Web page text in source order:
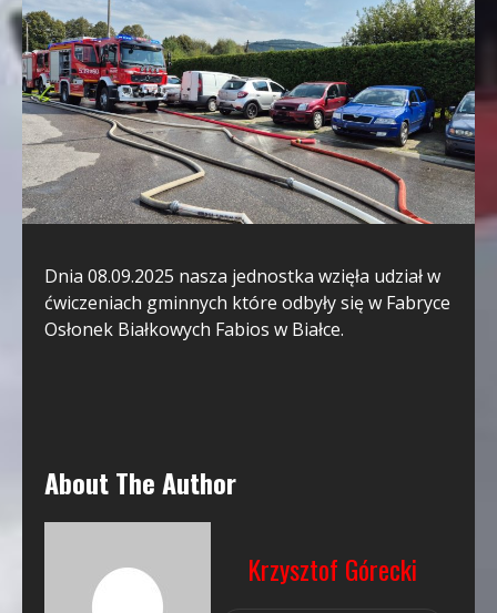
Dnia 08.09.2025 nasza jednostka wzięła udział w
ćwiczeniach gminnych które odbyły się w Fabryce
Osłonek Białkowych Fabios w Białce.
About The Author
Krzysztof Górecki